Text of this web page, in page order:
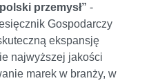
przemysł” -
Gospodarczy
ekspansję
najwyższej jakości
marek w branży, w